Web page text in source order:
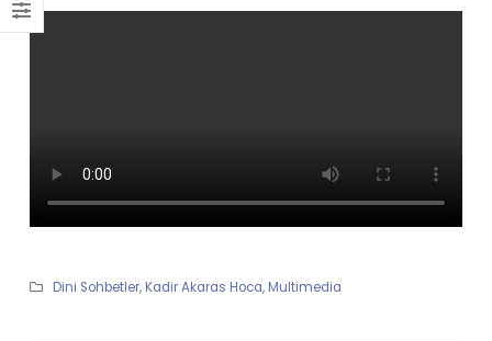
Dini Sohbetler, Kadir Akaras Hoca, Multimedia